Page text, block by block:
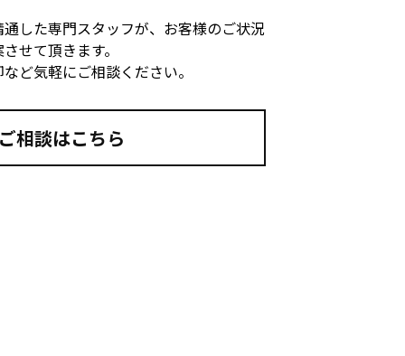
した専門スタッフが、お客様のご状況
せて頂きます。
ど気軽にご相談ください。
相談はこちら